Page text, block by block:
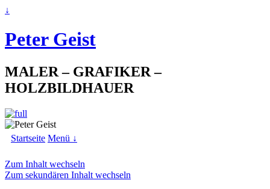
↓
Peter Geist
MALER – GRAFIKER –
HOLZBILDHAUER
Startseite Menü ↓
Zum Inhalt wechseln
Zum sekundären Inhalt wechseln